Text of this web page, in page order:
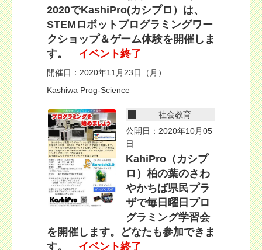
2020でKashiPro(カシプロ）は、
STEMロボットプログラミングワー
クショップ＆ゲーム体験を開催しま
す。
イベント終了
開催日：2020年11月23日（月）
Kashiwa Prog-Science
社会教育
公開日：2020年10月05
日
KahiPro（カシプ
ロ）柏の葉のさわ
やかちば県民プラ
ザで毎日曜日プロ
グラミング学習会
を開催します。どなたも参加できま
す。
イベント終了